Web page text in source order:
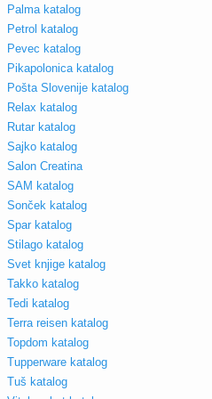
Palma katalog
Petrol katalog
Pevec katalog
Pikapolonica katalog
Pošta Slovenije katalog
Relax katalog
Rutar katalog
Sajko katalog
Salon Creatina
SAM katalog
Sonček katalog
Spar katalog
Stilago katalog
Svet knjige katalog
Takko katalog
Tedi katalog
Terra reisen katalog
Topdom katalog
Tupperware katalog
Tuš katalog